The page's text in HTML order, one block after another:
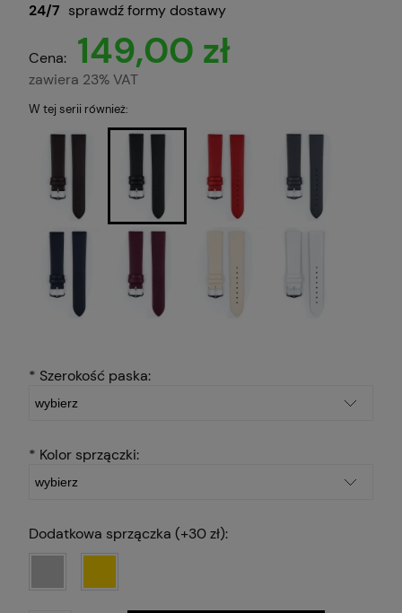
24/7 sprawdź formy dostawy
Cena: 149,00 zł
zawiera 23% VAT
W tej serii również:
* Szerokość paska:
* Kolor sprzączki:
Dodatkowa sprzączka (+30 zł):